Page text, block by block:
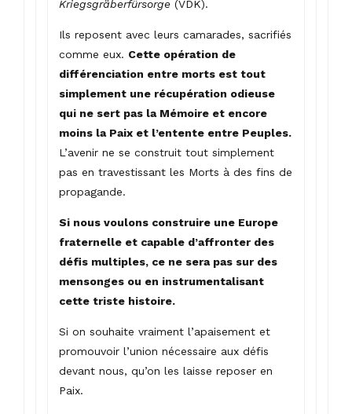
Kriegsgräberfürsorge (VDK).
Ils reposent avec leurs camarades, sacrifiés
comme eux. Cette opération de
différenciation entre morts est tout
simplement une récupération odieuse
qui ne sert pas la Mémoire et encore
moins la Paix et l’entente entre Peuples.
L’avenir ne se construit tout simplement
pas en travestissant les Morts à des fins de
propagande.
Si nous voulons construire une Europe
fraternelle et capable d’affronter des
défis multiples, ce ne sera pas sur des
mensonges ou en instrumentalisant
cette triste histoire.
Si on souhaite vraiment l’apaisement et
promouvoir l’union nécessaire aux défis
devant nous, qu’on les laisse reposer en
Paix.